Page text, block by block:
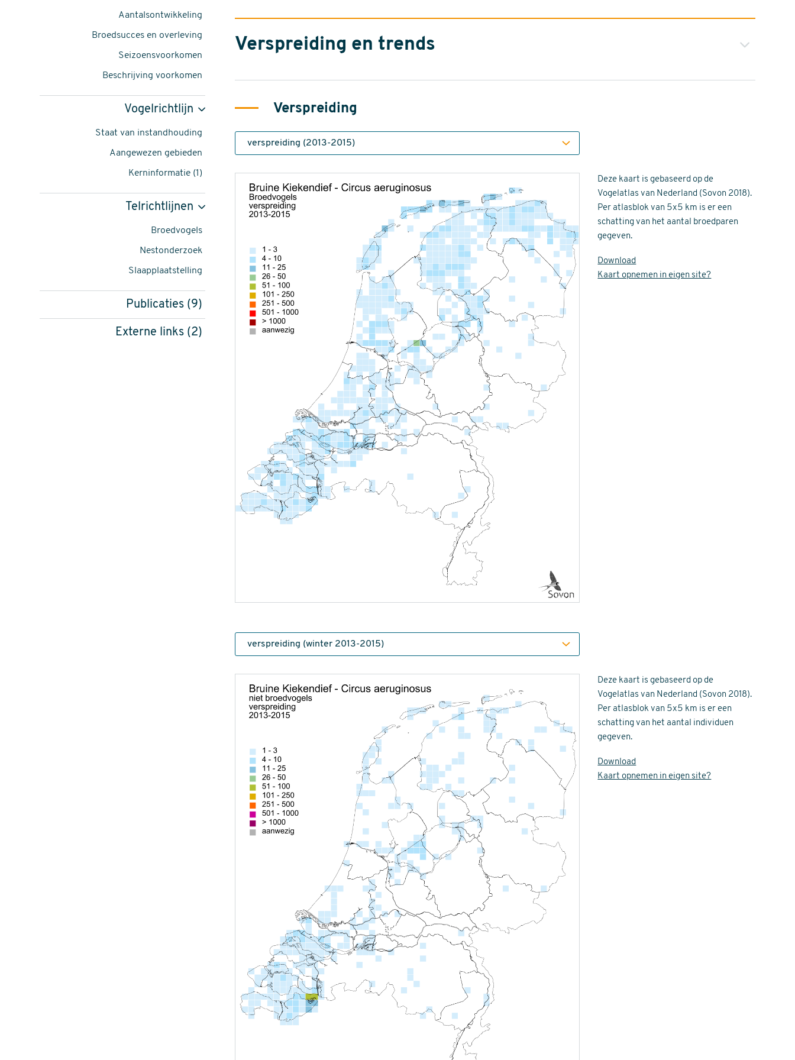
aeruginosus
Harvey
Aantalsontwikkeling
Broedsucces en overleving
Seizoensvoorkomen
Beschrijving voorkomen
Vogelrichtlijn
Staat van instandhouding
Aangewezen gebieden
Kerninformatie (1)
Telrichtlijnen
Broedvogels
Nestonderzoek
Slaapplaatstelling
Publicaties (9)
Externe links (2)
Verspreiding en trends
Verspreiding
Deze kaart is gebaseerd op de
Vogelatlas van Nederland (Sovon 2018).
Per atlasblok van 5x5 km is er een
schatting van het aantal broedparen
gegeven.
Download
Kaart opnemen in eigen site?
Deze kaart is gebaseerd op de
Vogelatlas van Nederland (Sovon 2018).
Per atlasblok van 5x5 km is er een
schatting van het aantal individuen
gegeven.
Download
Kaart opnemen in eigen site?